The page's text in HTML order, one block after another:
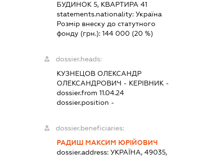
БУДИНОК 5, КВАРТИРА 41
statements.nationality: Україна
Розмір внеску до статутного
фонду (грн.): 144 000 (20 %)
dossier.heads:
КУЗНЕЦОВ ОЛЕКСАНДР
ОЛЕКСАНДРОВИЧ - КЕРІВНИК-
dossier.from 11.04.24
dossier.position -
dossier.beneficiaries:
РАДИШ МАКСИМ ЮРІЙОВИЧ
dossier.address: УКРАЇНА, 49035,